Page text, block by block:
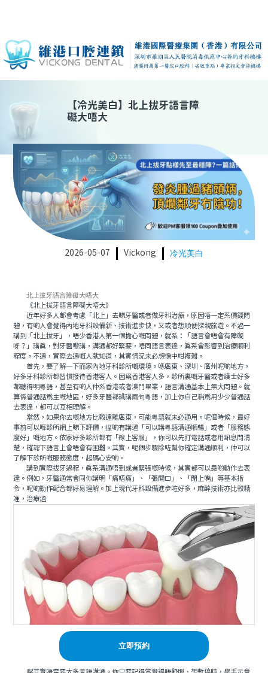
【冷光美白】 北上拔牙語言障
礙大唔大
2026-05-07 Vickong 冷光美白
北上拔牙語言障礙大唔大
《北上拔牙語言障礙大唔大》
近年好多人都會考慮「北上」去睇牙醫或者做牙科治療，原因唔一定系價錢問
題，有啲人會覺得內地牙科設備新、技術進步快，又或者想順便探親旅遊。不過一
講到「北上拔牙」，唔少香港人第一個擔心嘅問題，就系：「語言會唔會有障礙
呀？」講真，對牙醫嚟講，溝通都好緊要，唔同語言表達，真系會影響到治療順利
程度。不過，實際去過嘅人就知道，其實情況未必想像中咁複雜。
首先，要了解一下而家內地牙科診所嘅環境。喺廣東、深圳、廣州呢啲地方，
好多牙科診所都習慣接待香港客人。因爲香港客人多，診所裏嘅牙醫或者護士好多
都聽得明粵語，甚至有啲人仲系香港或者澳門畢業，語言溝通基本上無大問題。就
算係普通話爲主嘅地區，好多牙醫都識講兩句粵語，加上你自己稍爲用少少普通話
去表達，都可以互相理解。
當然，如果你去嘅地方比較遠離廣東，可能粵語就未必通用。呢個時候，最好
事前可以喺診所網上睇下評價，揾啲有講過「可以講粵語溝通順暢」或者「服務態
度好」嘅地方。依家好多診所都有「線上客服」，你可以先打電話或者用訊息問清
楚，確認下語言上會唔會有困難。其實，呢個步驟除咗幫你確定溝通順利，仲可以
了解下診所嘅服務態度，起碼心安啲。
講到實際拔牙過程，真系溝通唔到或者緊張嘅時候，其實都可以靠啲動作去表
達。例如，牙醫通常會同你講明「痛唔痛」、「張開口」、「閉上嘴」等基本指
令，呢啲動作配合都好易理解。加上現代牙科設備進步咗好多，麻醉技術亦比較精
准，治療過
立即預約